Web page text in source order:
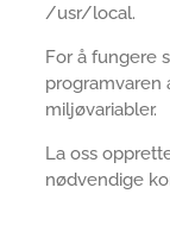
/usr/local.
For å fungere
programvaren
miljøvariabler.
La oss
nødvendige